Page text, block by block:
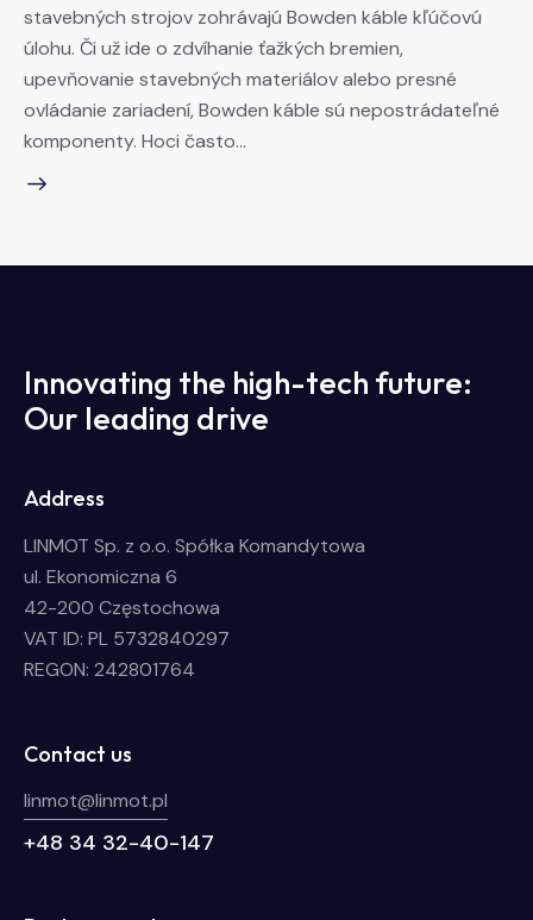
stavebných strojov zohrávajú Bowden káble kľúčovú
úlohu. Či už ide o zdvíhanie ťažkých bremien,
upevňovanie stavebných materiálov alebo presné
ovládanie zariadení, Bowden káble sú nepostrádateľné
komponenty. Hoci často…
Innovating the high-tech future:
Our leading drive
Address
LINMOT Sp. z o.o. Spółka Komandytowa
ul. Ekonomiczna 6
42-200 Częstochowa
VAT ID: PL 5732840297
REGON: 242801764
Contact us
linmot@linmot.pl
+48 34 32-40-147